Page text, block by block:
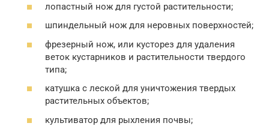
лопастный нож для густой растительности;
шпиндельный нож для неровных поверхностей;
фрезерный нож, или кусторез для удаления
веток кустарников и растительности твердого
типа;
катушка с леской для уничтожения твердых
растительных объектов;
культиватор для рыхления почвы;